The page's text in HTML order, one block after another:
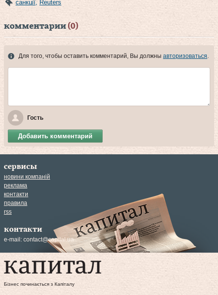
санкції, Reuters
комментарии (0)
Для того, чтобы оставить комментарий, Вы должны авторизоваться.
Гость
Добавить комментарий
сервисы
новини компаній
реклама
контакти
правила
rss
контакти
e-mail: contact@capital.ua
Бізнес починається з Капіталу